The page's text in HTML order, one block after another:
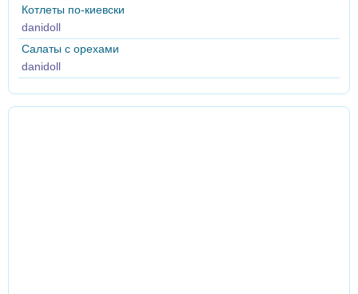
Котлеты по-киевски
danidoll
Салаты с орехами
danidoll